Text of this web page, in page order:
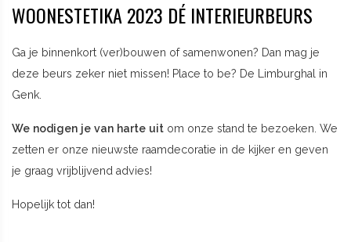
WOONESTETIKA 2023 DÉ INTERIEURBEURS
Ga je binnenkort (ver)bouwen of samenwonen? Dan mag je
deze beurs zeker niet missen! Place to be? De Limburghal in
Genk.
We nodigen je van harte uit om onze stand te bezoeken. We
zetten er onze nieuwste raamdecoratie in de kijker en geven
je graag vrijblijvend advies!
Hopelijk tot dan!